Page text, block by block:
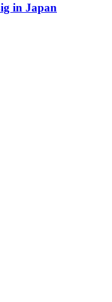
in Japan